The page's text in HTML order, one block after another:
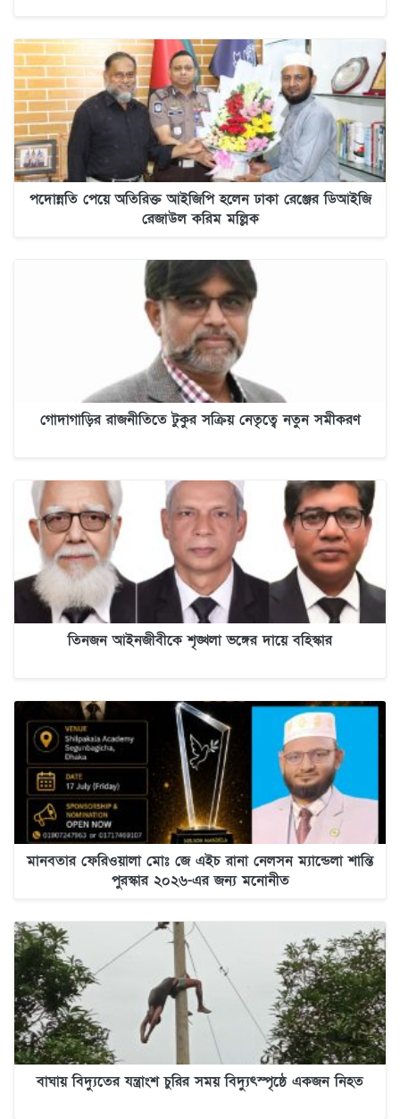
পদোন্নতি পেয়ে অতিরিক্ত আইজিপি হলেন ঢাকা রেঞ্জের ডিআইজি
রেজাউল করিম মল্লিক
গোদাগাড়ির রাজনীতিতে টুকুর সক্রিয় নেতৃত্বে নতুন সমীকরণ
তিনজন আইনজীবীকে শৃঙ্খলা ভঙ্গের দায়ে বহিস্কার
মানবতার ফেরিওয়ালা মোঃ জে এইচ রানা নেলসন ম্যান্ডেলা শান্তি
পুরস্কার ২০২৬-এর জন্য মনোনীত
বাঘায় বিদ্যুতের যন্ত্রাংশ চুরির সময় বিদ্যুৎস্পৃষ্ঠে একজন নিহত